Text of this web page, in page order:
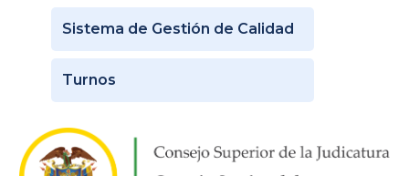
Sistema de Gestión de Calidad
Turnos